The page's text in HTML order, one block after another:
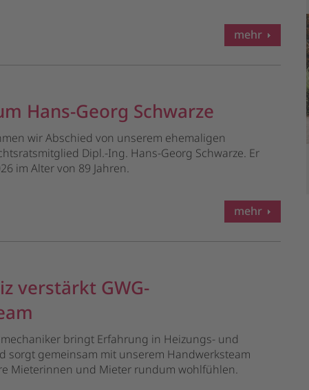
mehr
Hans-Georg Schwarze
wir Abschied von unserem ehemaligen
Dipl.-Ing. Hans-Georg Schwarze. Er
im Alter von 89 Jahren.
mehr
verstärkt GWG-
bringt Erfahrung in Heizungs- und
sorgt gemeinsam mit unserem Handwerksteam
Mieterinnen und Mieter rundum wohlfühlen.